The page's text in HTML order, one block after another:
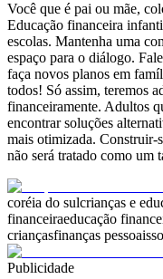
Você que é pai ou mãe,
Educação financeira
escolas. Mantenha uma
espaço para o diálogo.
faça novos planos em
todos! Só assim, teremos
financeiramente. Adultos
encontrar soluções
mais otimizada. Construir-
não será tratado como um
coréia do sulcrianças e
financeiraeducação
criançasfinanças pessoais
Publicidade